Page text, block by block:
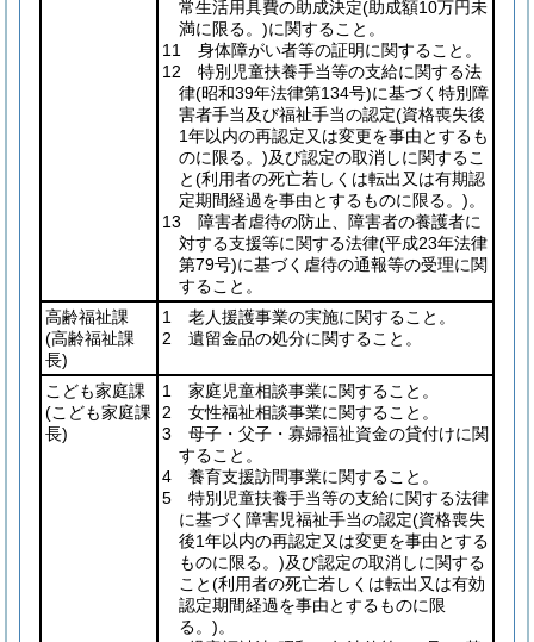
常生活用具費の助成決定(助成額10万円未
満に限る。)に関すること。
11 身体障がい者等の証明に関すること。
12 特別児童扶養手当等の支給に関する法
律(昭和39年法律第134号)に基づく特別障
害者手当及び福祉手当の認定(資格喪失後
1年以内の再認定又は変更を事由とするも
のに限る。)及び認定の取消しに関するこ
と(利用者の死亡若しくは転出又は有期認
定期間経過を事由とするものに限る。)。
13 障害者虐待の防止、障害者の養護者に
対する支援等に関する法律(平成23年法律
第79号)に基づく虐待の通報等の受理に関
すること。
高齢福祉課
(高齢福祉課
長)
1 老人援護事業の実施に関すること。
2 遺留金品の処分に関すること。
こども家庭課
(こども家庭課
長)
1 家庭児童相談事業に関すること。
2 女性福祉相談事業に関すること。
3 母子・父子・寡婦福祉資金の貸付けに関
すること。
4 養育支援訪問事業に関すること。
5 特別児童扶養手当等の支給に関する法律
に基づく障害児福祉手当の認定(資格喪失
後1年以内の再認定又は変更を事由とする
ものに限る。)及び認定の取消しに関する
こと(利用者の死亡若しくは転出又は有効
認定期間経過を事由とするものに限
る。)。